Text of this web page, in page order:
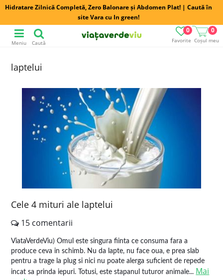
Hidratare Zilnică Completă, Zero Balonare și Abdomen Plat! | Caută în
site Vara cu In green!
Favorite
0
Coșul meu
0
Meniu Caută
laptelui
Cele 4 mituri ale laptelui
15 comentarii
ViataVerdeViu) Omul este singura fiinta ce consuma fara a
produce ceva in schimb. Nu da lapte, nu face oua, e prea slab
pentru a trage la plug si nici nu poate alerga suficient de repede
incat sa prinda iepuri. Totusi, este stapanul tuturor animale... Mai